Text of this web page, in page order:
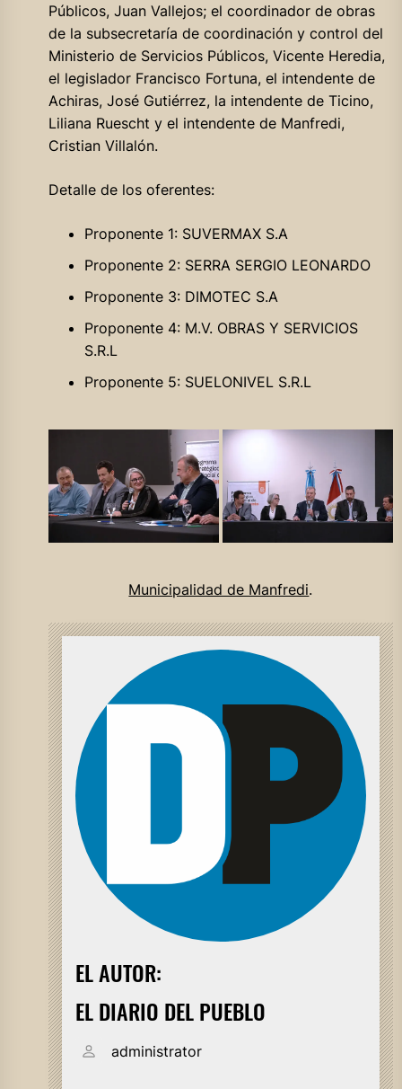
Públicos, Juan Vallejos; el coordinador de obras
de la subsecretaría de coordinación y control del
Ministerio de Servicios Públicos, Vicente Heredia,
el legislador Francisco Fortuna, el intendente de
Achiras, José Gutiérrez, la intendente de Ticino,
Liliana Ruescht y el intendente de Manfredi,
Cristian Villalón.
Detalle de los oferentes:
Proponente 1: SUVERMAX S.A
Proponente 2: SERRA SERGIO LEONARDO
Proponente 3: DIMOTEC S.A
Proponente 4: M.V. OBRAS Y SERVICIOS
S.R.L
Proponente 5: SUELONIVEL S.R.L
Municipalidad de Manfredi.
EL AUTOR:
EL DIARIO DEL PUEBLO
administrator